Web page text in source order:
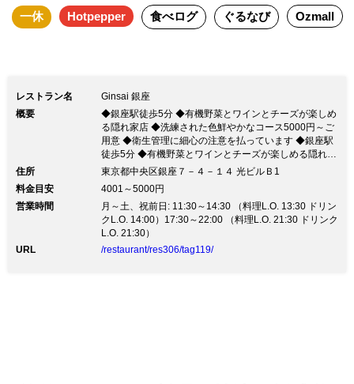
一休 Hotpepper 食べログ ぐるなび Ozmall
レストラン名
Ginsai 銀座
概要
◆銀座駅徒歩5分 ◆有機野菜とワインとチーズが楽しめ
る隠れ家店 ◆洗練された色鮮やかなコース5000円～ご
用意 ◆衛生管理に細心の注意を払っています ◆銀座駅
徒歩5分 ◆有機野菜とワインとチーズが楽しめる隠れ家
店 ◆洗練された色鮮やかなコース5000円～ご用意 ◆衛
温徹底、マスク着用 ご入店前の手指のアルコール消
毒、検温のお願い 店内換気・可能な限り席間を離して
のご案内 など、衛生面に最大限配慮して営業していま
す。 「美・健康・癒し」をコンセプトの【Ginsai 銀
座】 自社農園栽培の旬野菜やチーズを使ったフォトジ
住所
東京都中央区銀座７－４－１４ 光ビルＢ1
料金目安
4001～5000円
営業時間
月～土、祝前日: 11:30～14:30 （料理L.O. 13:30 ドリン
クL.O. 14:00）17:30～22:00 （料理L.O. 21:30 ドリンク
L.O. 21:30）
URL
/restaurant/res306/tag119/